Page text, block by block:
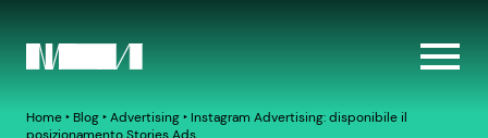
Home‣ Blog‣Advertising‣ Instagram Advertising: disponibile il